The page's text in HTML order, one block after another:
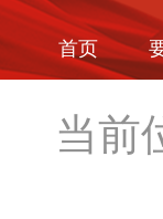
首页
当前